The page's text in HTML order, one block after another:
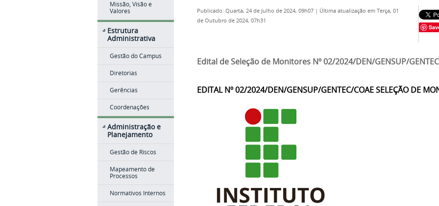
Missão, Visão e
Valores
Estrutura
Administrativa
Gestão do Campus
Diretorias
Gerências
Coordenações
Administração e
Planejamento
Gestão de Riscos
Mapeamento de
Processos
Normativos Internos
Publicado: Quarta, 24 de Julho de 2024, 09h07 | Última atualização em Terça, 01
de Outubro de 2024, 07h31
Edital de Seleção de Monitores Nº 02/2024/DEN/GENSUP/
EDITAL Nº 02/2024/DEN/GENSUP/GENTEC/COAE SELEÇÃO DE